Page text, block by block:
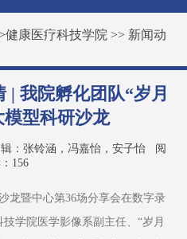
健康医疗科技学院 >> 新闻动
| 我院孵化团队“岁月
型科研沙龙
：张铃涵，冯嘉怡，安子怡阅
156
龙暨中心第36场分享会在数字录
学院医学影像系副主任、“岁月